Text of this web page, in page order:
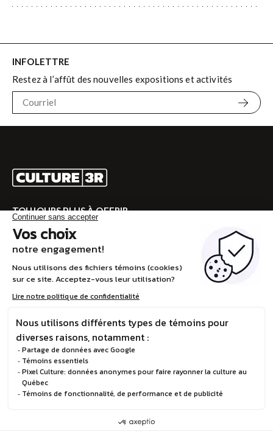
INFOLETTRE
Restez à l’affût des nouvelles expositions et activités
TOUJOURS PLUS À OFFRIR
Rendez-vous sur CULTURE 3R pour la programmation
complète!
VISITEZ CULTURE 3R
© Boréalis, 2026
Politique de confidentialité
Design et développement :STEREO